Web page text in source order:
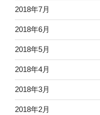
2018年7月
2018年6月
2018年5月
2018年4月
2018年3月
2018年2月